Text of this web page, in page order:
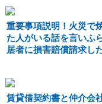
重要事項説明！火災で
た人がいる話を言いふ
居者に損害賠償請求し
賃貸借契約書と仲介会